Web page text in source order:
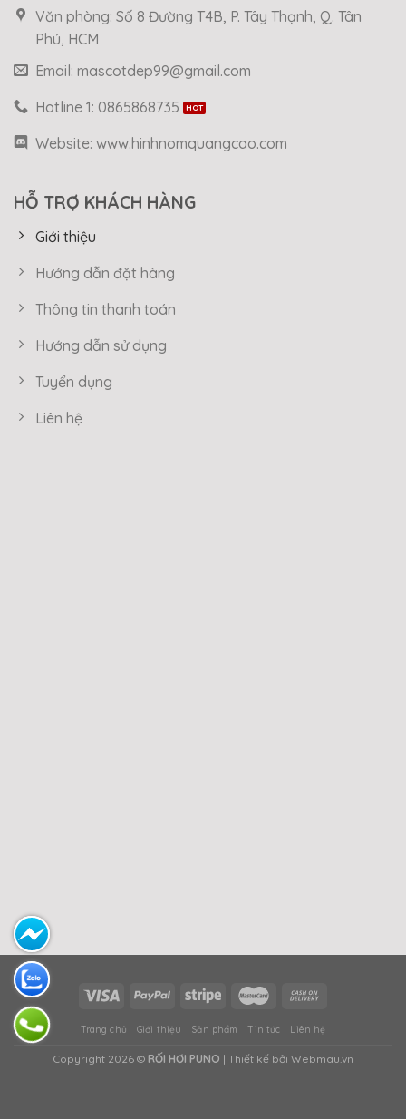
Văn phòng: Số 8 Đường T4B, P. Tây Thạnh, Q. Tân
Phú, HCM
Email: mascotdep99@gmail.com
Hotline 1: 0865868735
Website: www.hinhnomquangcao.com
HỖ TRỢ KHÁCH HÀNG
Giới thiệu
Hướng dẫn đặt hàng
Thông tin thanh toán
Hướng dẫn sử dụng
Tuyển dụng
Liên hệ
Trang chủ Giới thiệu Sản phẩm Tin tức Liên hệ
Copyright 2026 © RỐI HƠI PUNO | Thiết kế bởi Webmau.vn